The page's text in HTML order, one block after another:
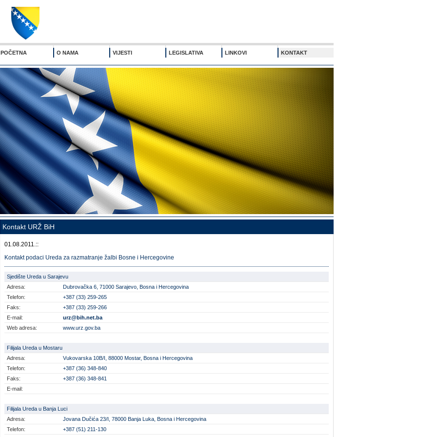
POČETNA O NAMA VIJESTI LEGISLATIVA LINKOVI KONTAKT
Kontakt URŽ BiH
01.08.2011.::
Kontakt podaci Ureda za razmatranje žalbi Bosne i Hercegovine
Sjedište Ureda u Sarajevu
Adresa:
Dubrovačka 6, 71000 Sarajevo, Bosna i Hercegovina
Telefon:
+387 (33) 259-265
Faks:
+387 (33) 259-266
E-mail:
urz@bih.net.ba
Web adresa:
www.urz.gov.ba
Filijala Ureda u Mostaru
Adresa:
Vukovarska 10B/I, 88000 Mostar, Bosna i Hercegovina
Telefon:
+387 (36) 348-840
Faks:
+387 (36) 348-841
E-mail:
Filijala Ureda u Banja Luci
Adresa:
Jovana Dučića 23/I, 78000 Banja Luka, Bosna i Hercegovina
Telefon:
+387 (51) 211-130